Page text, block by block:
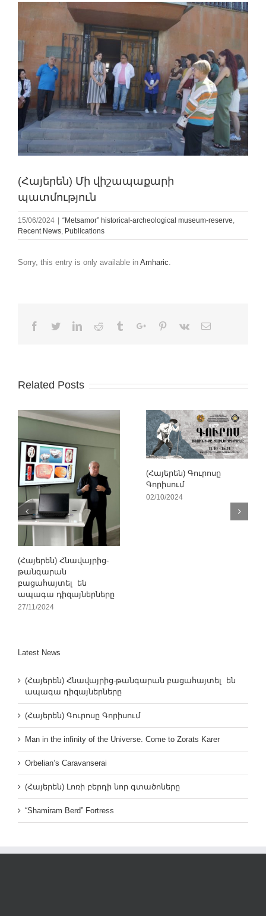
(Հայերեն) Մի վիշապաքարի
պատմություն
15/06/2024 “Metsamor” historical-archeological museum-reserve,
Recent News, Publications
Sorry, this entry is only available in Amharic.
Facebook
TwitterLinkedinReddit TumblrGoogle+Pinterest
Vk Email
Related Posts
(Հայերեն) Հնավայրից-
թանգարան
բացահայտել են
ապագա դիզայներները
27/11/2024
(Հայերեն) Գուրոսը
Գորիսում
02/10/2024
Latest News
(Հայերեն) Հնավայրից-թանգարան բացահայտել են
ապագա դիզայներները
(Հայերեն) Գուրոսը Գորիսում
Man in the infinity of the Universe. Come to Zorats Karer
Orbelian’s Caravanserai
(Հայերեն) Լոռի բերդի նոր գտածոները
“Shamiram Berd” Fortress